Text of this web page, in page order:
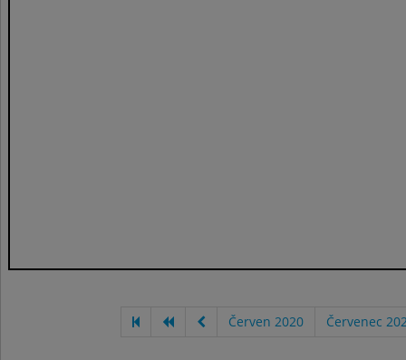
Červen 2020 Červenec